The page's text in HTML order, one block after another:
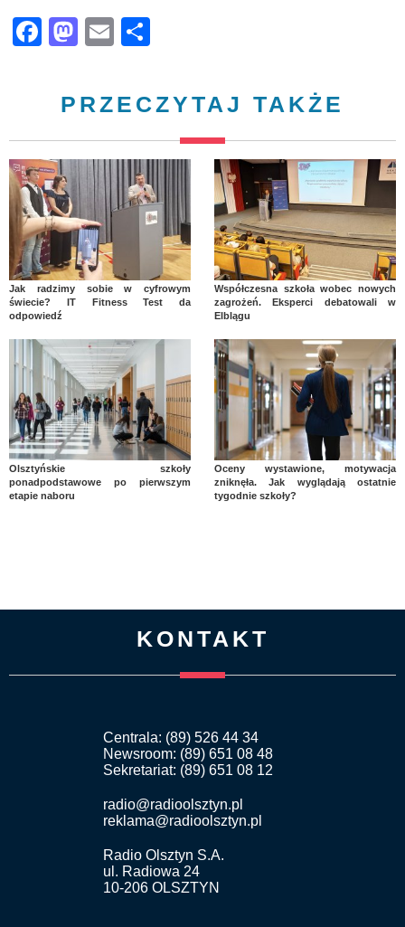
Facebook
Mastodon
Email
PRZECZYTAJ TAKŻE
Jak radzimy sobie w cyfrowym
świecie? IT Fitness Test da
odpowiedź
Współczesna szkoła wobec nowych
zagrożeń. Eksperci debatowali w
Elblągu
Olsztyńskie szkoły
ponadpodstawowe po pierwszym
etapie naboru
Oceny wystawione, motywacja
zniknęła. Jak wyglądają ostatnie
tygodnie szkoły?
KONTAKT
Centrala: (89) 526 44 34
Newsroom: (89) 651 08 48
Sekretariat: (89) 651 08 12
radio@radioolsztyn.pl
reklama@radioolsztyn.pl
Radio Olsztyn S.A.
ul. Radiowa 24
10-206 OLSZTYN